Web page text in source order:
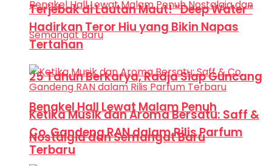
25 Tahun Berkarya, Radja Siap Guncang
Bengkel Hall Lewat Malam Penuh
Nostalgia dan Semangat Baru
Terjebak di Lautan Maut! “Deep Water”
Hadirkan Teror Hiu yang Bikin Napas
Tertahan
Ketika Musik dan Aroma Bersatu: Saff &
Co. Gandeng RAN dalam Rilis Parfum
Terbaru